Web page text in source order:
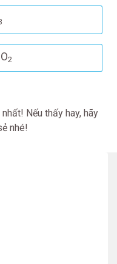
2
Nếu thấy hay, hãy
nhé!